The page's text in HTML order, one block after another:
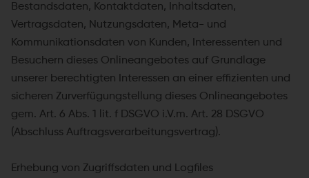
Bestandsdaten, Kontaktdaten, Inhaltsdaten,
Vertragsdaten, Nutzungsdaten, Meta- und
Kommunikationsdaten von Kunden, Interessenten und
Besuchern dieses Onlineangebotes auf Grundlage
unserer berechtigten Interessen an einer effizienten und
sicheren Zurverfügungstellung dieses Onlineangebotes
gem. Art. 6 Abs. 1 lit. f DSGVO i.V.m. Art. 28 DSGVO
(Abschluss Auftragsverarbeitungsvertrag).
Erhebung von Zugriffsdaten und Logfiles